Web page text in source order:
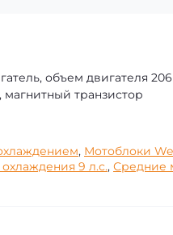
объем двигателя
магнитный транзистор
, Мотоблоки
9 л.с., Средние